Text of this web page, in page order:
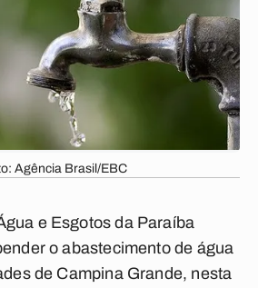
Agência Brasil/EBC
e Esgotos da Paraíba
o abastecimento de água
de Campina Grande, nesta